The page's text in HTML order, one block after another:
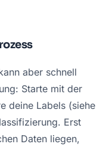
aber schnell
Starte mit der
deine Labels (siehe
Erst
Daten liegen,